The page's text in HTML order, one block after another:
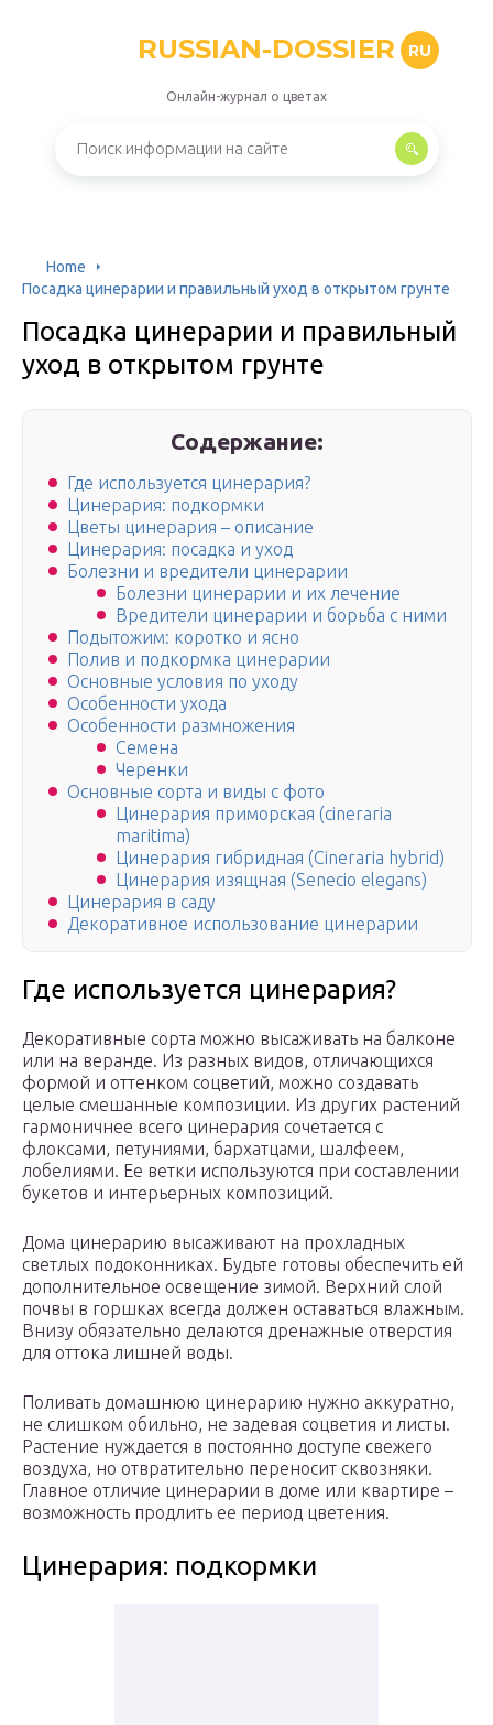
RUSSIAN-DOSSIER RU
Онлайн-журнал о цветах
Home
Посадка цинерарии и правильный уход в открытом грунте
Посадка цинерарии и правильный
уход в открытом грунте
Содержание:
Где используется цинерария?
Цинерария: подкормки
Цветы цинерария – описание
Цинерария: посадка и уход
Болезни и вредители цинерарии
Болезни цинерарии и их лечение
Вредители цинерарии и борьба с ними
Подытожим: коротко и ясно
Полив и подкормка цинерарии
Основные условия по уходу
Особенности ухода
Особенности размножения
Семена
Черенки
Основные сорта и виды с фото
Цинерария приморская (cineraria
maritima)
Цинерария гибридная (Cineraria hybrid)
Цинерария изящная (Senecio elegans)
Цинерария в саду
Декоративное использование цинерарии
Где используется цинерария?
Декоративные сорта можно высаживать на балконе
или на веранде. Из разных видов, отличающихся
формой и оттенком соцветий, можно создавать
целые смешанные композиции. Из других растений
гармоничнее всего цинерария сочетается с
флоксами, петуниями, бархатцами, шалфеем,
лобелиями. Ее ветки используются при составлении
букетов и интерьерных композиций.
Дома цинерарию высаживают на прохладных
светлых подоконниках. Будьте готовы обеспечить ей
дополнительное освещение зимой. Верхний слой
почвы в горшках всегда должен оставаться влажным.
Внизу обязательно делаются дренажные отверстия
для оттока лишней воды.
Поливать домашнюю цинерарию нужно аккуратно,
не слишком обильно, не задевая соцветия и листы.
Растение нуждается в постоянно доступе свежего
воздуха, но отвратительно переносит сквозняки.
Главное отличие цинерарии в доме или квартире –
возможность продлить ее период цветения.
Цинерария: подкормки